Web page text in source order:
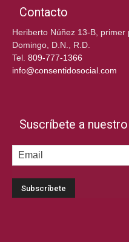
Contacto
Heriberto Núñez 13-B,
Domingo, D.N., R.D.
Tel. 809-777-1366
info@consentidosocial.com
Suscríbete a